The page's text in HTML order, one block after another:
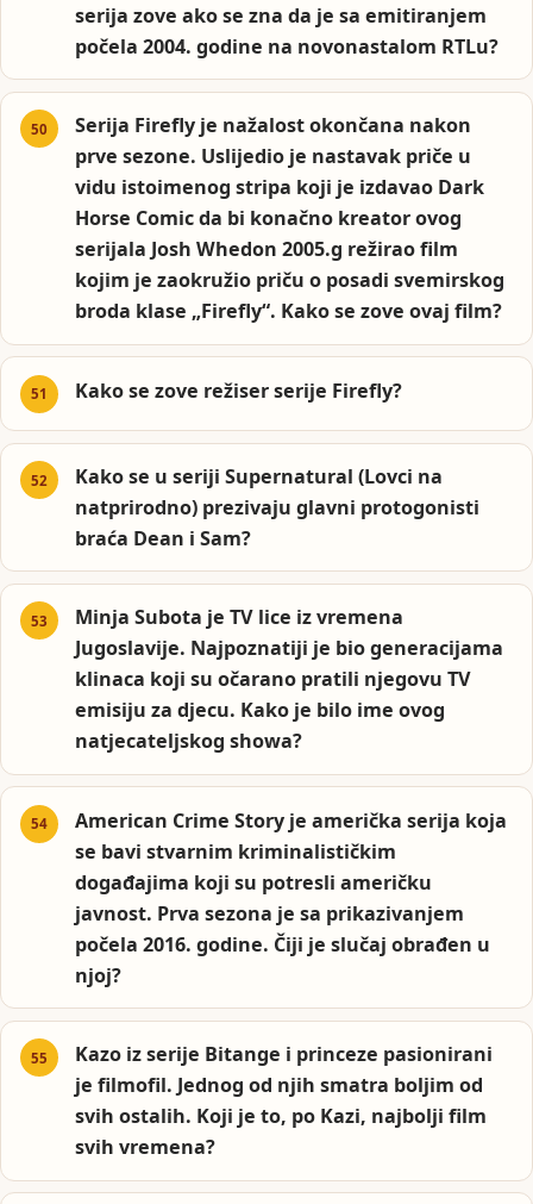
serija zove ako se zna da je sa emitiranjem
počela 2004. godine na novonastalom RTLu?
Serija Firefly je nažalost okončana nakon
prve sezone. Uslijedio je nastavak priče u
vidu istoimenog stripa koji je izdavao Dark
Horse Comic da bi konačno kreator ovog
serijala Josh Whedon 2005.g režirao film
kojim je zaokružio priču o posadi svemirskog
broda klase „Firefly“. Kako se zove ovaj film?
Kako se zove režiser serije Firefly?
Kako se u seriji Supernatural (Lovci na
natprirodno) prezivaju glavni protogonisti
braća Dean i Sam?
Minja Subota je TV lice iz vremena
Jugoslavije. Najpoznatiji je bio generacijama
klinaca koji su očarano pratili njegovu TV
emisiju za djecu. Kako je bilo ime ovog
natjecateljskog showa?
American Crime Story je američka serija koja
se bavi stvarnim kriminalističkim
događajima koji su potresli američku
javnost. Prva sezona je sa prikazivanjem
počela 2016. godine. Čiji je slučaj obrađen u
njoj?
Kazo iz serije Bitange i princeze pasionirani
je filmofil. Jednog od njih smatra boljim od
svih ostalih. Koji je to, po Kazi, najbolji film
svih vremena?